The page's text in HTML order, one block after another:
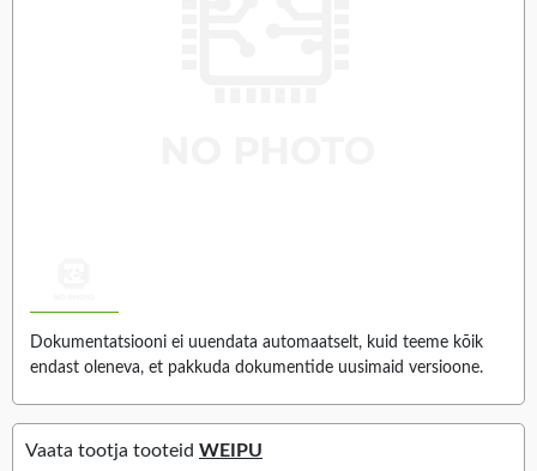
Dokumentatsiooni ei uuendata automaatselt, kuid teeme kõik
endast oleneva, et pakkuda dokumentide uusimaid versioone.
Vaata tootja tooteid WEIPU